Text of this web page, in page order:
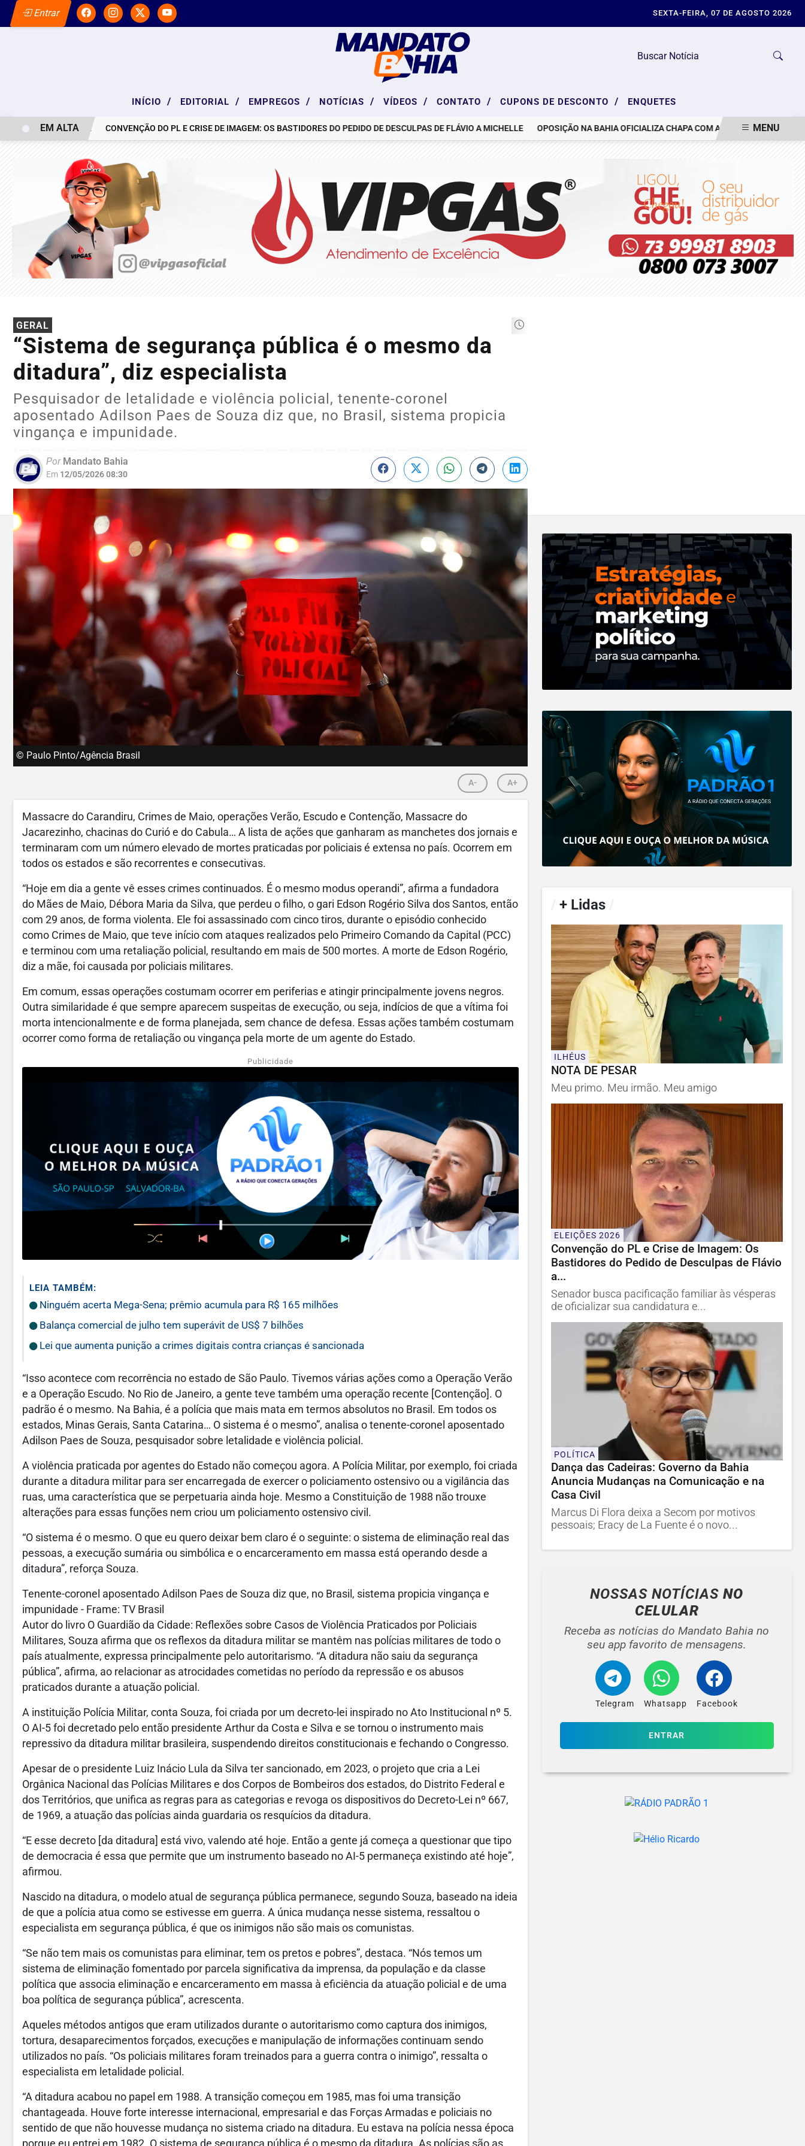
Entrar SEXTA-FEIRA, 07 DE AGOSTO 2026
INÍCIO / EDITORIAL / EMPREGOS / NOTÍCIAS / VÍDEOS / CONTATO / CUPONS DE DESCONTO / ENQUETES
NOTA DE PESAR CONVENÇÃO DO PL E CRISE DE IMAGEM: OS BASTIDORES DO PEDIDO DE DESCULPAS DE FLÁVIO A MICHELLE OPOSIÇÃO NA BAHIA OFICIALIZA CHAPA COM ACM NETO E APRESENTA
EM ALTA MENU
GERAL
“Sistema de segurança pública é o mesmo da
ditadura”, diz especialista
Pesquisador de letalidade e violência policial, tenente-coronel
aposentado Adilson Paes de Souza diz que, no Brasil, sistema propicia
vingança e impunidade.
PorMandato Bahia
Em 12/05/2026 08:30
© Paulo Pinto/Agência Brasil
A- A+
Massacre do Carandiru, Crimes de Maio, operações Verão, Escudo e Contenção, Massacre do
Jacarezinho, chacinas do Curió e do Cabula… A lista de ações que ganharam as manchetes dos jornais e
terminaram com um número elevado de mortes praticadas por policiais é extensa no país. Ocorrem em
todos os estados e são recorrentes e consecutivas.
“Hoje em dia a gente vê esses crimes continuados. É o mesmo modus operandi”, afirma a fundadora
do Mães de Maio, Débora Maria da Silva, que perdeu o filho, o gari Edson Rogério Silva dos Santos, então
com 29 anos, de forma violenta. Ele foi assassinado com cinco tiros, durante o episódio conhecido
como Crimes de Maio, que teve início com ataques realizados pelo Primeiro Comando da Capital (PCC)
e terminou com uma retaliação policial, resultando em mais de 500 mortes. A morte de Edson Rogério,
diz a mãe, foi causada por policiais militares.
Em comum, essas operações costumam ocorrer em periferias e atingir principalmente jovens negros.
Outra similaridade é que sempre aparecem suspeitas de execução, ou seja, indícios de que a vítima foi
morta intencionalmente e de forma planejada, sem chance de defesa. Essas ações também costumam
ocorrer como forma de retaliação ou vingança pela morte de um agente do Estado.
Publicidade
LEIA TAMBÉM:
Ninguém acerta Mega-Sena; prêmio acumula para R$ 165 milhões
Balança comercial de julho tem superávit de US$ 7 bilhões
Lei que aumenta punição a crimes digitais contra crianças é sancionada
“Isso acontece com recorrência no estado de São Paulo. Tivemos várias ações como a Operação Verão
e a Operação Escudo. No Rio de Janeiro, a gente teve também uma operação recente [Contenção]. O
padrão é o mesmo. Na Bahia, é a polícia que mais mata em termos absolutos no Brasil. Em todos os
estados, Minas Gerais, Santa Catarina… O sistema é o mesmo”, analisa o tenente-coronel aposentado
Adilson Paes de Souza, pesquisador sobre letalidade e violência policial.
A violência praticada por agentes do Estado não começou agora. A Polícia Militar, por exemplo, foi criada
durante a ditadura militar para ser encarregada de exercer o policiamento ostensivo ou a vigilância das
ruas, uma característica que se perpetuaria ainda hoje. Mesmo a Constituição de 1988 não trouxe
alterações para essas funções nem criou um policiamento ostensivo civil.
“O sistema é o mesmo. O que eu quero deixar bem claro é o seguinte: o sistema de eliminação real das
pessoas, a execução sumária ou simbólica e o encarceramento em massa está operando desde a
ditadura”, reforça Souza.
Tenente-coronel aposentado Adilson Paes de Souza diz que, no Brasil, sistema propicia vingança e
impunidade - Frame: TV Brasil
Autor do livro O Guardião da Cidade: Reflexões sobre Casos de Violência Praticados por Policiais
Militares, Souza afirma que os reflexos da ditadura militar se mantêm nas polícias militares de todo o
país atualmente, expressa principalmente pelo autoritarismo. “A ditadura não saiu da segurança
pública”, afirma, ao relacionar as atrocidades cometidas no período da repressão e os abusos
praticados durante a atuação policial.
A instituição Polícia Militar, conta Souza, foi criada por um decreto-lei inspirado no Ato Institucional nº 5.
O AI-5 foi decretado pelo então presidente Arthur da Costa e Silva e se tornou o instrumento mais
repressivo da ditadura militar brasileira, suspendendo direitos constitucionais e fechando o Congresso.
Apesar de o presidente Luiz Inácio Lula da Silva ter sancionado, em 2023, o projeto que cria a Lei
Orgânica Nacional das Polícias Militares e dos Corpos de Bombeiros dos estados, do Distrito Federal e
dos Territórios, que unifica as regras para as categorias e revoga os dispositivos do Decreto-Lei nº 667,
de 1969, a atuação das polícias ainda guardaria os resquícios da ditadura.
“E esse decreto [da ditadura] está vivo, valendo até hoje. Então a gente já começa a questionar que tipo
de democracia é essa que permite que um instrumento baseado no AI-5 permaneça existindo até hoje”,
afirmou.
Nascido na ditadura, o modelo atual de segurança pública permanece, segundo Souza, baseado na ideia
de que a polícia atua como se estivesse em guerra. A única mudança nesse sistema, ressaltou o
especialista em segurança pública, é que os inimigos não são mais os comunistas.
“Se não tem mais os comunistas para eliminar, tem os pretos e pobres”, destaca. “Nós temos um
sistema de eliminação fomentado por parcela significativa da imprensa, da população e da classe
política que associa eliminação e encarceramento em massa à eficiência da atuação policial e de uma
boa política de segurança pública”, acrescenta.
Aqueles métodos antigos que eram utilizados durante o autoritarismo como captura dos inimigos,
tortura, desaparecimentos forçados, execuções e manipulação de informações continuam sendo
utilizados no país. “Os policiais militares foram treinados para a guerra contra o inimigo”, ressalta o
especialista em letalidade policial.
“A ditadura acabou no papel em 1988. A transição começou em 1985, mas foi uma transição
chantageada. Houve forte interesse internacional, empresarial e das Forças Armadas e policiais no
sentido de que não houvesse mudança no sistema criado na ditadura. Eu estava na polícia nessa época
+ Lidas
ILHÉUS
NOTA DE PESAR
Meu primo. Meu irmão. Meu amigo
ELEIÇÕES 2026
Convenção do PL e Crise de Imagem: Os
Bastidores do Pedido de Desculpas de Flávio
a...
Senador busca pacificação familiar às vésperas
de oficializar sua candidatura e...
POLÍTICA
Dança das Cadeiras: Governo da Bahia
Anuncia Mudanças na Comunicação e na
Casa Civil
Marcus Di Flora deixa a Secom por motivos
pessoais; Eracy de La Fuente é o novo...
NOSSAS NOTÍCIASNO
CELULAR
Receba as notícias do Mandato Bahia no
seu app favorito de mensagens.
Telegram Whatsapp Facebook
ENTRAR